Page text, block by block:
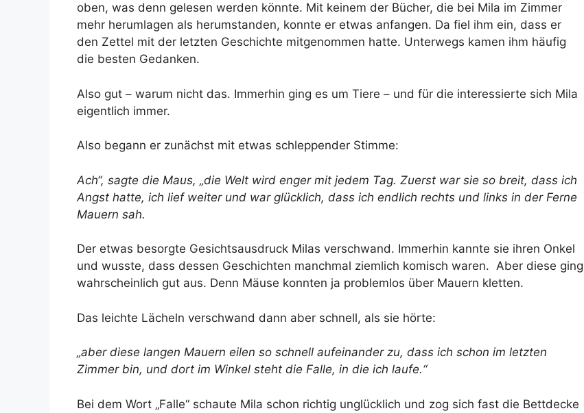
oben, was denn gelesen werden könnte. Mit keinem der Bücher, die bei Mila im Zimmer
mehr herumlagen als herumstanden, konnte er etwas anfangen. Da fiel ihm ein, dass er
den Zettel mit der letzten Geschichte mitgenommen hatte. Unterwegs kamen ihm häufig
die besten Gedanken.
Also gut – warum nicht das. Immerhin ging es um Tiere – und für die interessierte sich Mila
eigentlich immer.
Also begann er zunächst mit etwas schleppender Stimme:
Ach“, sagte die Maus, „die Welt wird enger mit jedem Tag. Zuerst war sie so breit, dass ich
Angst hatte, ich lief weiter und war glücklich, dass ich endlich rechts und links in der Ferne
Mauern sah.
Der etwas besorgte Gesichtsausdruck Milas verschwand. Immerhin kannte sie ihren Onkel
und wusste, dass dessen Geschichten manchmal ziemlich komisch waren. Aber diese ging
wahrscheinlich gut aus. Denn Mäuse konnten ja problemlos über Mauern kletten.
Das leichte Lächeln verschwand dann aber schnell, als sie hörte:
„aber diese langen Mauern eilen so schnell aufeinander zu, dass ich schon im letzten
Zimmer bin, und dort im Winkel steht die Falle, in die ich laufe.“
Bei dem Wort „Falle“ schaute Mila schon richtig unglücklich und zog sich fast die Bettdecke